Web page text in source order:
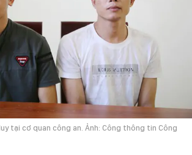
tại cơ quan công an. Ảnh: Công thông tin Công